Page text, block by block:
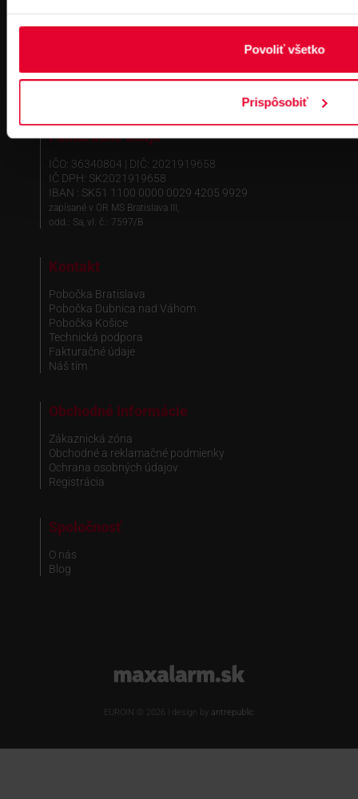
Povoliť všetko
Prispôsobiť
Fakturačné údaje
IČO: 36340804 | DIČ: 2021919658
IČ DPH: SK2021919658
IBAN : SK51 1100 0000 0029 4205 9929
zapísané v OR MS Bratislava III,
odd.: Sa, vl. č.: 7597/B
Kontakt
Pobočka Bratislava
Pobočka Dubnica nad Váhom
Pobočka Košice
Technická podpora
Fakturačné údaje
Náš tím
Obchodné informácie
Zákaznická zóna
Obchodné a reklamačné podmienky
Ochrana osobných údajov
Registrácia
Spoločnosť
O nás
Blog
www.maxalarm.sk
EUROIN © 2026 | design by antrepublic